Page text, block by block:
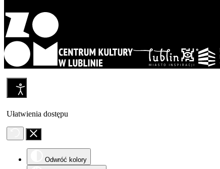
Ułatwienia dostępu
Odwróć kolory